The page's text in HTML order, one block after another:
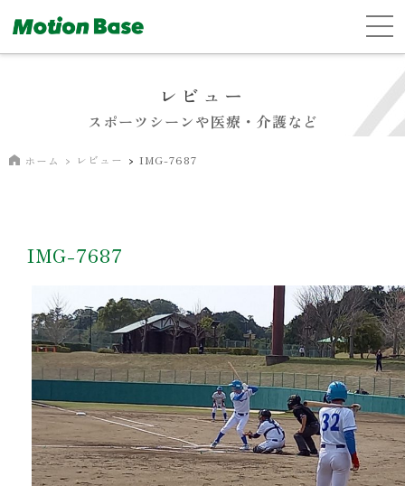
レビュー
スポーツシーンや医療・介護など
ホーム レビュー IMG-7687
IMG-7687